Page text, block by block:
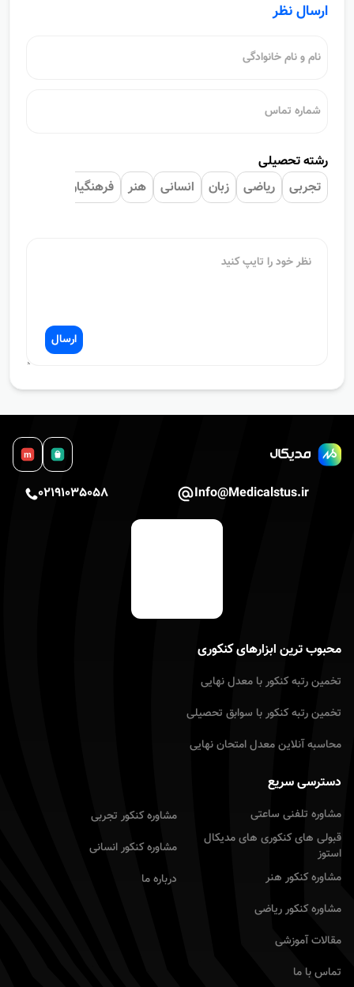
ارسال نظر
رشته تحصیلی
تجربی
ریاضی زبان انسانی هنر فرهنگیان
ارسال
m
Info@Medicalstus.ir
02191035058
دسترسی سریع
مشاوره تلفنی ساعتی
قبولی های کنکوری های مدیکال
استوز
مشاوره کنکور هنر
مشاوره کنکور ریاضى
مقالات آموزشى
تماس با ما
مشاوره کنکور تجربى
مشاوره کنکور انسانى
درباره ما
محبوب ترین ابزارهای کنکوری
تخمین رتبه کنکور با معدل نهایى
تخمین رتبه کنکور با سوابق تحصیلى
محاسبه آنلاین معدل امتحان نهایى